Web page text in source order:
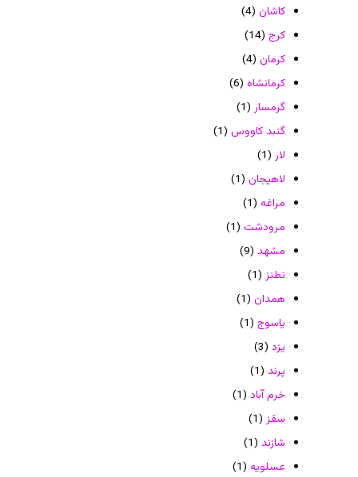
کاشان (4)
کرج (14)
کرمان (4)
کرمانشاه (6)
گرمسار (1)
گنبد کاووس (1)
لار (1)
لاهیجان (1)
مراغه (1)
مرودشت (1)
مشهد (9)
نطنز (1)
همدان (1)
یاسوج (1)
یزد (3)
پرند (1)
خرم آباد (1)
سقز (1)
شازند (1)
عسلویه (1)